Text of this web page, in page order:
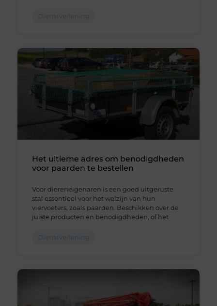
Dienstverlening
Het ultieme adres om benodigdheden
voor paarden te bestellen
Voor diereneigenaren is een goed uitgeruste
stal essentieel voor het welzijn van hun
viervoeters, zoals paarden. Beschikken over de
juiste producten en benodigdheden, of het
Dienstverlening